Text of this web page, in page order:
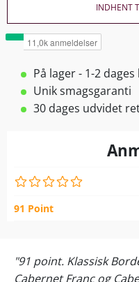
INDHENT
På lager - 1-2
Unik smagsgaranti
30 dages udvidet
91 Point
"91 point. Klassisk
Cabernet Franc og